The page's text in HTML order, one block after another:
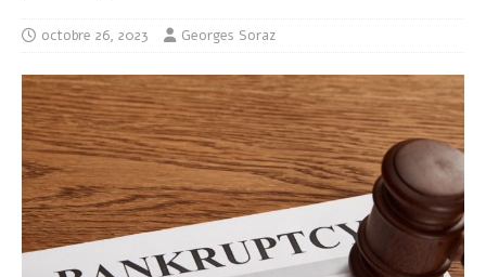
octobre 26, 2023 Georges Soraz